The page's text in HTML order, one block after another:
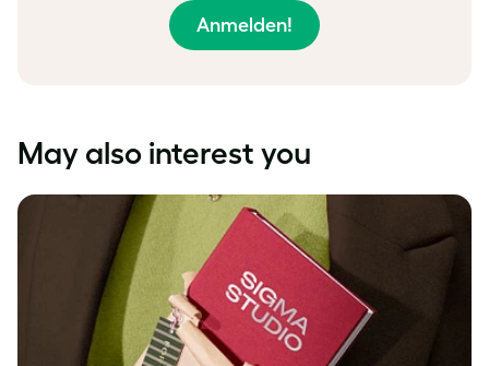
Anmelden!
May also interest you